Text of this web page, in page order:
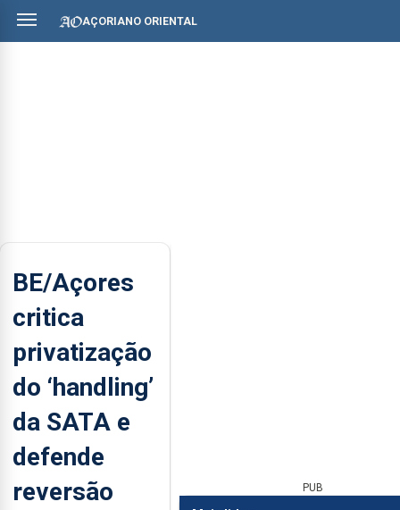
AÇORIANO ORIENTAL
BE/Açores
critica
privatização
do ‘handling’
da SATA e
defende
reversão
PUB